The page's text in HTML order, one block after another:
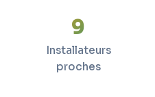
9
Installateurs
proches